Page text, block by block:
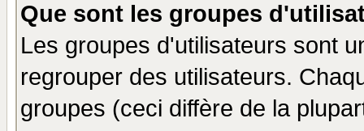
Que sont les groupes
Les groupes d'utilisateurs sont
regrouper des utilisateurs.
groupes (ceci diffère de la